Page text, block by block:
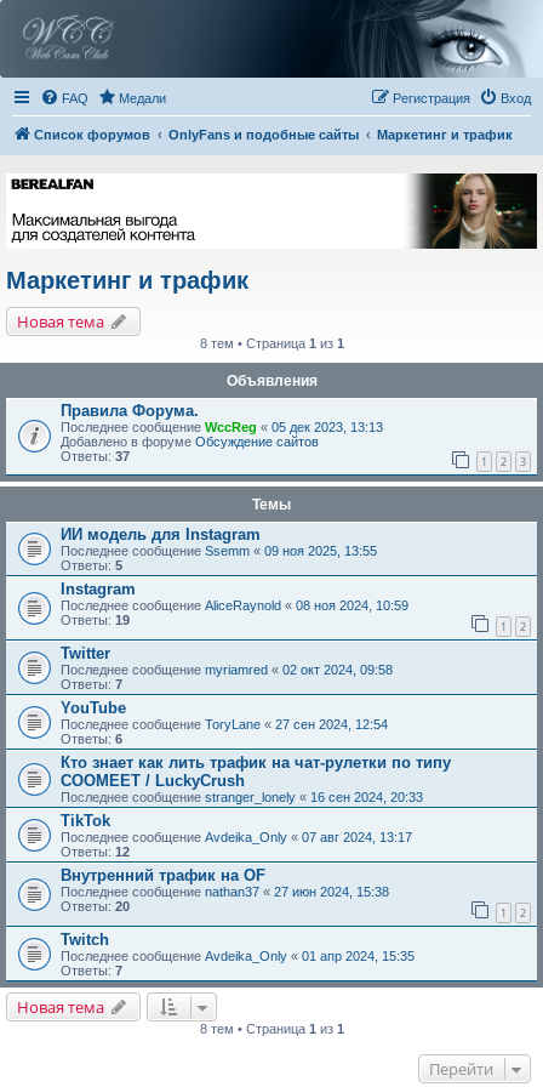
FAQ Медали Вход
Регистрация
Список форумов OnlyFans и подобные сайты Маркетинг и трафик
Маркетинг и трафик
Новая тема
8 тем • Страница 1 из 1
Объявления
Правила Форума.
Последнее сообщение WccReg « 05 дек 2023, 13:13
Добавлено в форуме Обсуждение сайтов
Ответы: 37 1 2 3
Темы
ИИ модель для Instagram
Последнее сообщение Ssemm « 09 ноя 2025, 13:55
Ответы: 5
Instagram
Последнее сообщение AliceRaynold « 08 ноя 2024, 10:59
Ответы: 19 1 2
Twitter
Последнее сообщение myriamred « 02 окт 2024, 09:58
Ответы: 7
YouTube
Последнее сообщение ToryLane « 27 сен 2024, 12:54
Ответы: 6
Кто знает как лить трафик на чат-рулетки по типу
COOMEET / LuckyCrush
Последнее сообщение stranger_lonely « 16 сен 2024, 20:33
TikTok
Последнее сообщение Avdeika_Only « 07 авг 2024, 13:17
Ответы: 12
Внутренний трафик на OF
Последнее сообщение nathan37 « 27 июн 2024, 15:38
Ответы: 20 1 2
Twitch
Последнее сообщение Avdeika_Only « 01 апр 2024, 15:35
Ответы: 7
Новая тема
8 тем • Страница 1 из 1
Перейти